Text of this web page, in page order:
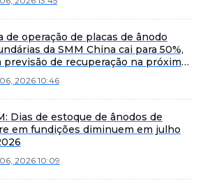
de operação de placas de ânodo
da SMM China cai para 50%,
previsão de recuperação na próxima
2026 10:46
Dias de estoque de ânodos de
em fundições diminuem em julho
2026 10:09